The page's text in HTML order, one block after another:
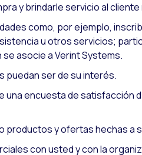
y brindarle servicio al
como, por ejemplo,
u otros servicios;
asocie a Verint Systems.
puedan ser de su interés.
encuesta de satisfacción
productos y ofertas hechas a
con usted y con la